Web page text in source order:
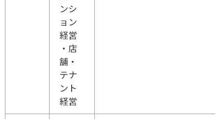
ンシ
ョン
経営
・店
舗・
テナ
ント
経営